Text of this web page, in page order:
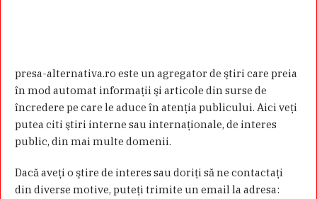
presa-alternativa.ro este un agregator de ştiri care preia
în mod automat informaţii şi articole din surse de
încredere pe care le aduce în atenţia publicului. Aici veţi
putea citi ştiri interne sau internaţionale, de interes
public, din mai multe domenii.
Dacă aveţi o ştire de interes sau doriţi să ne contactaţi
din diverse motive, puteţi trimite un email la adresa: